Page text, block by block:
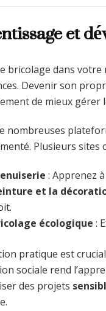
et
bricolage dans votre
Devenir son
de mieux
nombreuses
Plusieurs sites
: Apprenez
et la
écologique :
pratique est
sociale rend
des projets